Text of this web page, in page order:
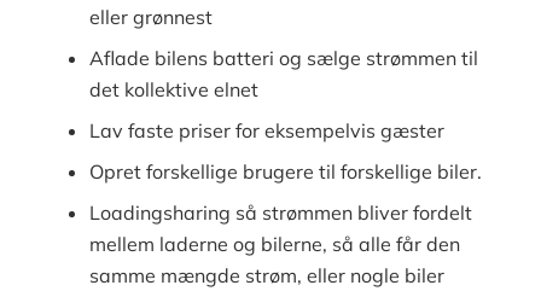
eller grønnest
Aflade bilens batteri og sælge strømmen til
det kollektive elnet
Lav faste priser for eksempelvis gæster
Opret forskellige brugere til forskellige biler.
Loadingsharing så strømmen bliver fordelt
mellem laderne og bilerne, så alle får den
samme mængde strøm, eller nogle biler